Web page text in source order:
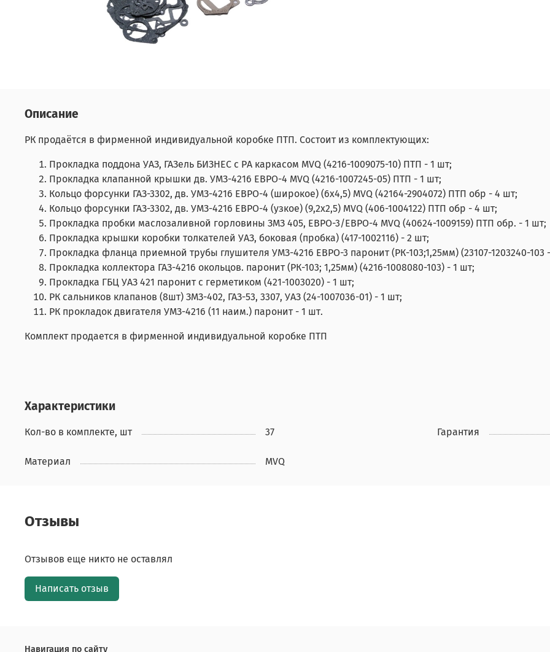
Описание
РК продаётся в фирменной индивидуальной коробке ПТП. Состоит из комплектующих:
Прокладка поддона УАЗ, ГАЗель БИЗНЕС с PА каркасом MVQ (4216-1009075-10) ПТП - 1 шт;
Прокладка клапанной крышки дв. УМЗ-4216 ЕВРО-4 MVQ (4216-1007245-05) ПТП - 1 шт;
Кольцо форсунки ГАЗ-3302, дв. УМЗ-4216 ЕВРО-4 (широкое) (6х4,5) MVQ (42164-2904072) ПТП обр - 4 шт;
Кольцо форсунки ГАЗ-3302, дв. УМЗ-4216 ЕВРО-4 (узкое) (9,2х2,5) MVQ (406-1004122) ПТП обр - 4 шт;
Прокладка пробки маслозаливной горловины ЗМЗ 405, ЕВРО-3/ЕВРО-4 MVQ (40624-1009159) ПТП обр. - 1 шт;
Прокладка крышки коробки толкателей УАЗ, боковая (пробка) (417-1002116) - 2 шт;
Прокладка фланца приемной трубы глушителя УМЗ-4216 ЕВРО-3 паронит (РК-103;1,25мм) (23107-1203240-103
Прокладка коллектора ГАЗ-4216 окольцов. паронит (РК-103; 1,25мм) (4216-1008080-103) - 1 шт;
Прокладка ГБЦ УАЗ 421 паронит с герметиком (421-1003020) - 1 шт;
РК сальников клапанов (8шт) ЗМЗ-402, ГАЗ-53, 3307, УАЗ (24-1007036-01) - 1 шт;
РК прокладок двигателя УМЗ-4216 (11 наим.) паронит - 1 шт.
Комплект продается в фирменной индивидуальной коробке ПТП
Характеристики
Кол-во в комплекте, шт 37 Гарантия
Материал MVQ
Отзывы
Отзывов еще никто не оставлял
Написать отзыв
Навигация по сайту